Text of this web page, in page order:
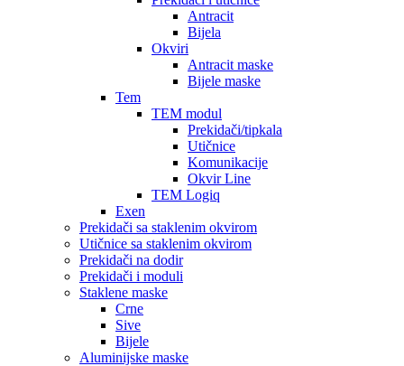
Antracit
Bijela
Okviri
Antracit maske
Bijele maske
Tem
TEM modul
Prekidači/tipkala
Utičnice
Komunikacije
Okvir Line
TEM Logiq
Exen
Prekidači sa staklenim okvirom
Utičnice sa staklenim okvirom
Prekidači na dodir
Prekidači i moduli
Staklene maske
Crne
Sive
Bijele
Aluminijske maske